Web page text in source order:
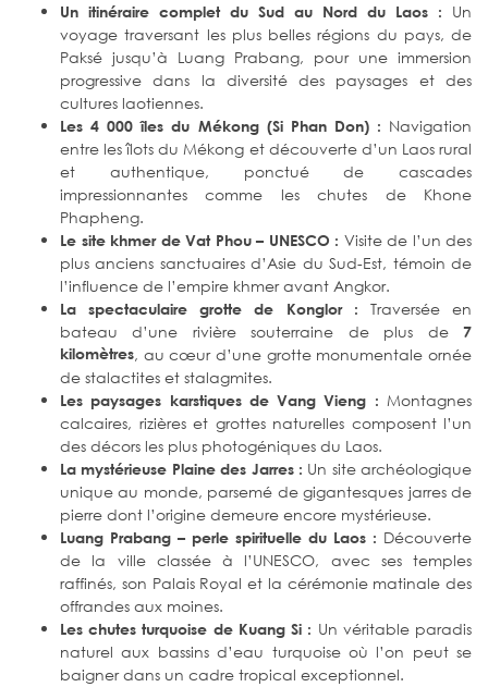
Un itinéraire complet du Sud au Nord du Laos : Un
voyage traversant les plus belles régions du pays, de
Paksé jusqu’à Luang Prabang, pour une immersion
progressive dans la diversité des paysages et des
cultures laotiennes.
Les 4 000 îles du Mékong (Si Phan Don) : Navigation
entre les îlots du Mékong et découverte d’un Laos rural
et authentique, ponctué de cascades
impressionnantes comme les chutes de Khone
Phapheng.
Le site khmer de Vat Phou – UNESCO : Visite de l’un des
plus anciens sanctuaires d’Asie du Sud-Est, témoin de
l’influence de l’empire khmer avant Angkor.
La spectaculaire grotte de Konglor : Traversée en
bateau d’une rivière souterraine de plus de 7
kilomètres, au cœur d’une grotte monumentale ornée
de stalactites et stalagmites.
Les paysages karstiques de Vang Vieng : Montagnes
calcaires, rizières et grottes naturelles composent l’un
des décors les plus photogéniques du Laos.
La mystérieuse Plaine des Jarres : Un site archéologique
unique au monde, parsemé de gigantesques jarres de
pierre dont l’origine demeure encore mystérieuse.
Luang Prabang – perle spirituelle du Laos : Découverte
de la ville classée à l’UNESCO, avec ses temples
raffinés, son Palais Royal et la cérémonie matinale des
offrandes aux moines.
Les chutes turquoise de Kuang Si : Un véritable paradis
naturel aux bassins d’eau turquoise où l’on peut se
baigner dans un cadre tropical exceptionnel.